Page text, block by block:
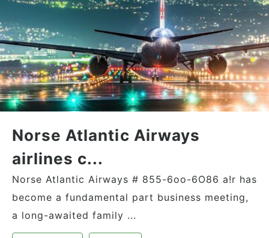
Norse Atlantic Airways
airlines c...
Norse Atlantic Airways # 855-6oo-6O86 a!r has
become a fundamental part business meeting,
a long-awaited family ...